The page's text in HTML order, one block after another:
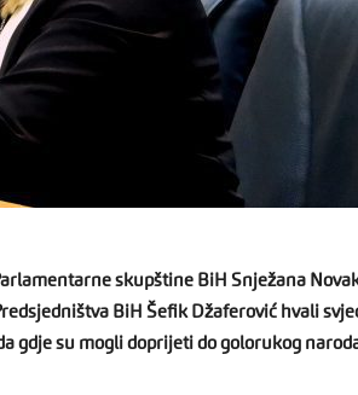
skupštine BiH Snježana
BiH Šefik Džaferović hvali
gdje su mogli doprijeti do golorukog